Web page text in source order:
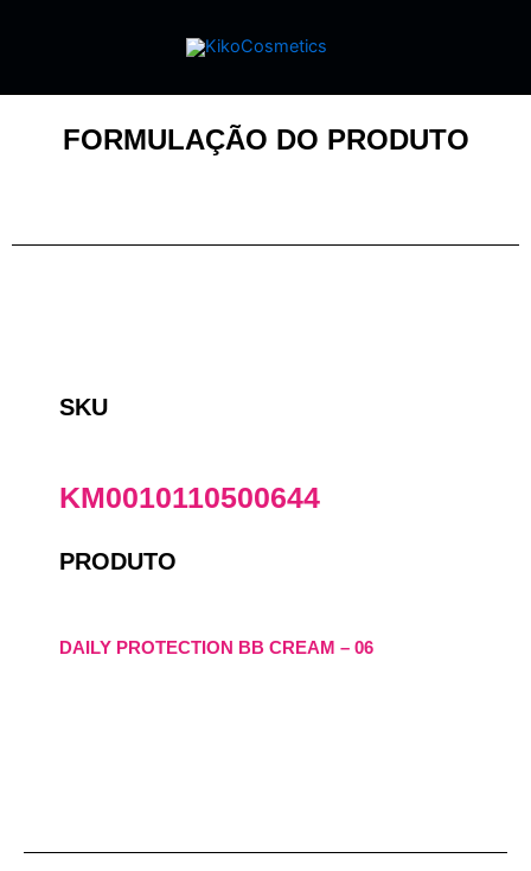
FORMULAÇÃO DO PRODUTO
SKU
KM0010110500644
PRODUTO
DAILY PROTECTION BB CREAM – 06